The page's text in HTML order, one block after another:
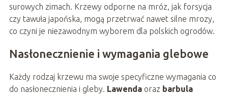
surowych zimach. Krzewy odporne na mróz, jak forsycja
czy tawuła japońska, mogą przetrwać nawet silne mrozy,
co czyni je niezawodnym wyborem dla polskich ogrodów.
Nasłonecznienie i wymagania glebowe
Każdy rodzaj krzewu ma swoje specyficzne wymagania co
do nasłonecznienia i gleby. Lawendaoraz barbula